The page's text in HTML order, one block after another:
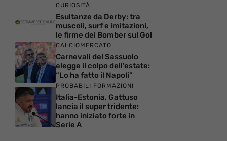
CURIOSITÀ
Esultanze da Derby: tra
muscoli, surf e imitazioni,
le firme dei Bomber sul Gol
CALCIOMERCATO
Carnevali del Sassuolo
elegge il colpo dell’estate:
“Lo ha fatto il Napoli”
PROBABILI FORMAZIONI
Italia-Estonia, Gattuso
lancia il super tridente:
hanno iniziato forte in
Serie A